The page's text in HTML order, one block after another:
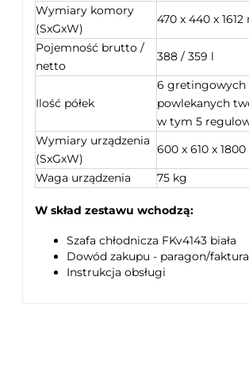
Wymiary komory
(SxGxW)
470 x 440 x
Pojemność brutto /
netto
388 / 359 l
Ilość półek
6 gretingowych
powlekanych
w tym 5
Wymiary urządzenia
(SxGxW)
600 x 610 x
Waga urządzenia
75 kg
W skład zestawu wchodzą:
Szafa chłodnicza FKv4143 biała
Dowód zakupu - paragon/faktura
Instrukcja obsługi